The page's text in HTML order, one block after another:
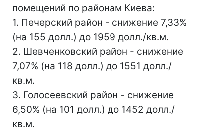
помещений по районам Киева:
1. Печерский район - снижение 7,33%
(на 155 долл.) до 1959 долл./кв.м.
2. Шевченковский район - снижение
7,07% (на 118 долл.) до 1551 долл./
кв.м.
3. Голосеевский район - снижение
6,50% (на 101 долл.) до 1452 долл./
кв.м.